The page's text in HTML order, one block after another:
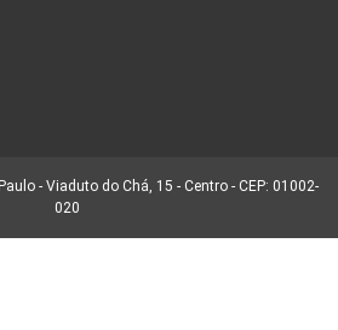
- Viaduto do Chá, 15 - Centro - CEP: 01002-
020